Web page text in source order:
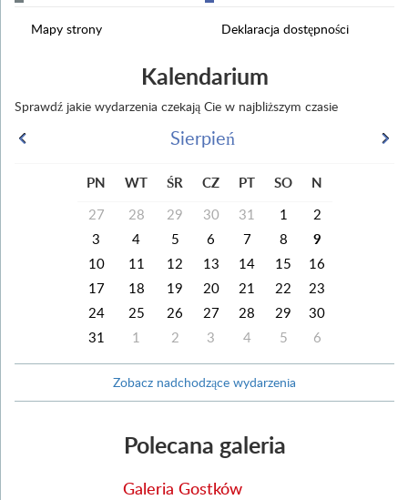
Mapy strony Deklaracja dostępności
Kalendarium
Sprawdź jakie wydarzenia czekają Cie w najbliższym czasie
Sierpień
PN WT ŚR CZ PT SO N
27 28 29 30 31 1
2
3
4 5 6 7 8 9
10 11 12 13 14 15
16
17
18 19 20 21 22
23
24
25 26 27 28 29
30
31
1 2 3 4 5 6
Zobacz nadchodzące wydarzenia
Polecana galeria
Galeria Gostków